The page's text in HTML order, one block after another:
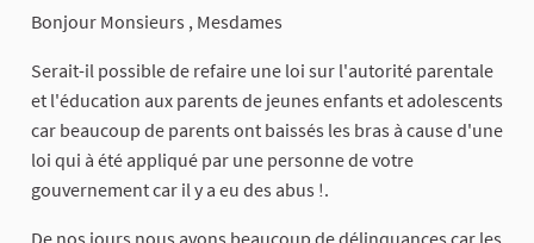
Bonjour Monsieurs , Mesdames
Serait-il possible de refaire une loi sur l'autorité parentale
et l'éducation aux parents de jeunes enfants et adolescents
car beaucoup de parents ont baissés les bras à cause d'une
loi qui à été appliqué par une personne de votre
gouvernement car il y a eu des abus !.